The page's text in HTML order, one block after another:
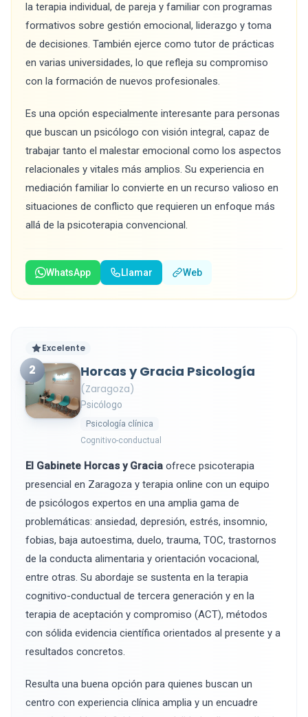
la terapia individual, de pareja y familiar con programas
formativos sobre gestión emocional, liderazgo y toma
de decisiones. También ejerce como tutor de prácticas
en varias universidades, lo que refleja su compromiso
con la formación de nuevos profesionales.
Es una opción especialmente interesante para personas
que buscan un psicólogo con visión integral, capaz de
trabajar tanto el malestar emocional como los aspectos
relacionales y vitales más amplios. Su experiencia en
mediación familiar lo convierte en un recurso valioso en
situaciones de conflicto que requieren un enfoque más
allá de la psicoterapia convencional.
WhatsApp Llamar Web
Excelente
2 Horcas y Gracia Psicología
(Zaragoza)
Psicólogo
Psicología clínica
Cognitivo-conductual
El Gabinete Horcas y Gracia ofrece psicoterapia
presencial en Zaragoza y terapia online con un equipo
de psicólogos expertos en una amplia gama de
problemáticas: ansiedad, depresión, estrés, insomnio,
fobias, baja autoestima, duelo, trauma, TOC, trastornos
de la conducta alimentaria y orientación vocacional,
entre otras. Su abordaje se sustenta en la terapia
cognitivo-conductual de tercera generación y en la
terapia de aceptación y compromiso (ACT), métodos
con sólida evidencia científica orientados al presente y a
resultados concretos.
Resulta una buena opción para quienes buscan un
centro con experiencia clínica amplia y un encuadre